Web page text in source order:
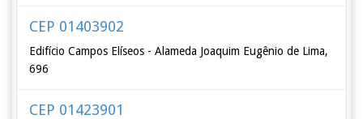
CEP 01403902
Edifício Campos Elíseos - Alameda Joaquim Eugênio de Lima,
696
CEP 01423901